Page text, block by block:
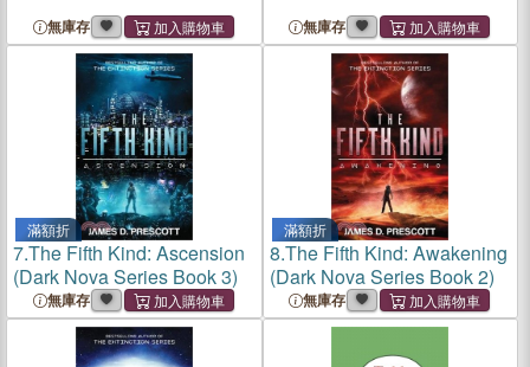
無庫存 無庫存
滿額折
7.The Fifth Kind: Ascension
(Dark Nova Series Book 3)
無庫存
滿額折
8.The Fifth Kind: Awakening
(Dark Nova Series Book 2)
無庫存